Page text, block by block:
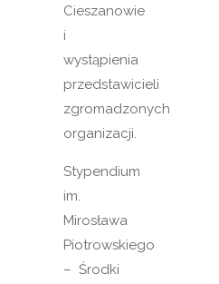
Cieszanowie
i
wystąpienia
przedstawicieli
zgromadzonych
organizacji.
Stypendium
im.
Mirosława
Piotrowskiego
– Środki